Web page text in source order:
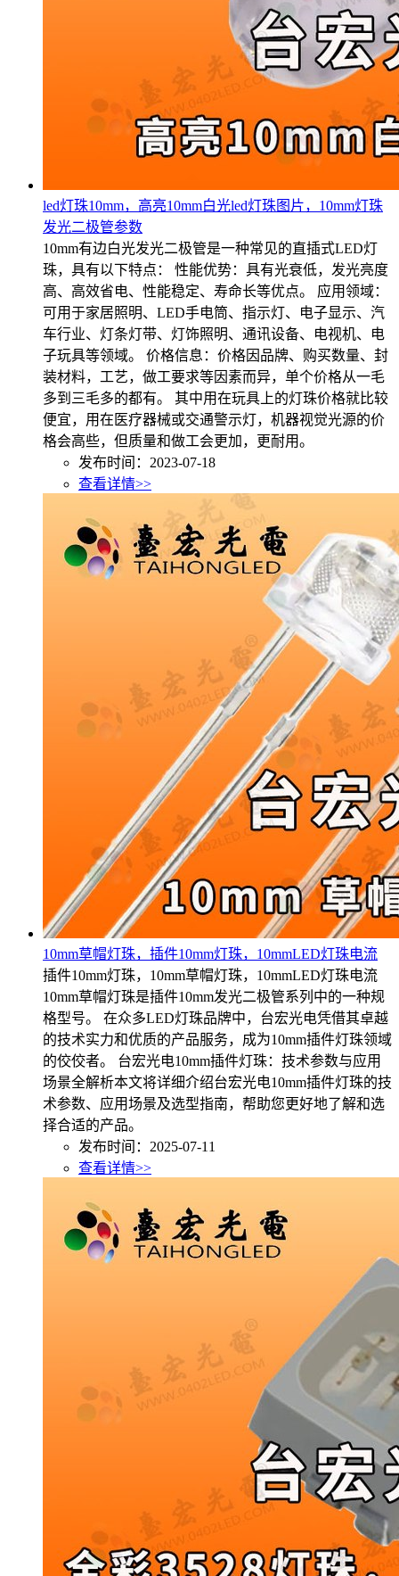
led灯珠10mm，高亮10mm白光led灯珠图片，10mm灯珠
发光二极管参数
10mm有边白光发光二极管是一种常见的直插式LED灯
珠，具有以下特点： 性能优势：具有光衰低，发光亮度
高、高效省电、性能稳定、寿命长等优点。 应用领域：
可用于家居照明、LED手电筒、指示灯、电子显示、汽
车行业、灯条灯带、灯饰照明、通讯设备、电视机、电
子玩具等领域。 价格信息：价格因品牌、购买数量、封
装材料，工艺，做工要求等因素而异，单个价格从一毛
多到三毛多的都有。 其中用在玩具上的灯珠价格就比较
便宜，用在医疗器械或交通警示灯，机器视觉光源的价
格会高些，但质量和做工会更加，更耐用。
发布时间：2023-07-18
查看详情>>
10mm草帽灯珠，插件10mm灯珠，10mmLED灯珠电流
插件10mm灯珠，10mm草帽灯珠，10mmLED灯珠电流
10mm草帽灯珠是插件10mm发光二极管系列中的一种规
格型号。 在众多LED灯珠品牌中，台宏光电凭借其卓越
的技术实力和优质的产品服务，成为10mm插件灯珠领域
的佼佼者。 台宏光电10mm插件灯珠：技术参数与应用
场景全解析本文将详细介绍台宏光电10mm插件灯珠的技
术参数、应用场景及选型指南，帮助您更好地了解和选
择合适的产品。
发布时间：2025-07-11
查看详情>>